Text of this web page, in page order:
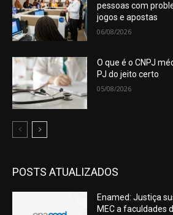
pessoas com
jogos e apostas
06/08/2026
O que é o CNPJ
PJ do jeito certo
05/08/2026
POSTS ATUALIZADOS
Enamed: Justiça
MEC a faculdades